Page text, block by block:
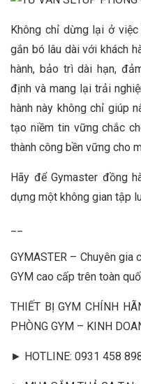
Không chỉ dừng lại ở việc
gắn bó lâu dài với khách
hành, bảo trì dài hạn,
định và mang lại trải
hành này không chỉ giúp
tạo niềm tin vững chắc
thành công bền vững cho
Hãy để Gymaster đồng
dựng một không gian tập
GYMASTER – Chuyên
GYM cao cấp trên toàn
THIẾT BỊ GYM CHÍNH
PHÒNG GYM – KINH
► HOTLINE: 0931 458